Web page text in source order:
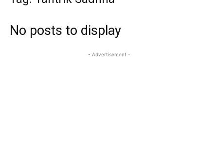
No posts to display
- Advertisement -